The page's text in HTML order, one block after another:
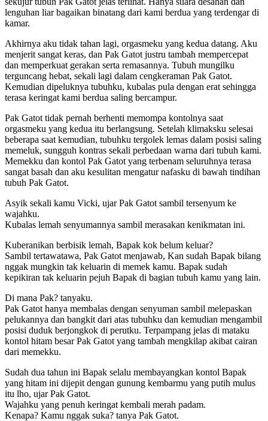
lenguhan liar bagaikan binatang dari kami berdua yang terdengar di
kamar.
Akhirnya aku tidak tahan lagi, orgasmeku yang kedua datang. Aku
menjerit sangat keras, dan Pak Gatot justru tambah mempercepat
dan memperkuat gerakan serta remasannya. Tubuh mungilku
terguncang hebat, sekali lagi dalam cengkeraman Pak Gatot.
Kemudian dipeluknya tubuhku, kubalas pula dengan erat sehingga
terasa keringat kami berdua saling bercampur.
Pak Gatot tidak pernah berhenti memompa kontolnya saat
orgasmeku yang kedua itu berlangsung. Setelah klimaksku selesai
beberapa saat kemudian, tubuhku tergolek lemas dalam posisi saling
memeluk, sungguh kontras sekali perbedaan warna dari tubuh kami.
Memekku dan kontol Pak Gatot yang terbenam seluruhnya terasa
sangat basah dan aku kesulitan mengatur nafasku di bawah tindihan
tubuh Pak Gatot.
Asyik sekali kamu Vicki, ujar Pak Gatot sambil tersenyum ke
wajahku.
Kubalas lemah senyumannya sambil merasakan kenikmatan ini.
Kuberanikan berbisik lemah, Bapak kok belum keluar?
Sambil tertawatawa, Pak Gatot menjawab, Kan sudah Bapak bilang
nggak mungkin tak keluarin di memek kamu. Bapak sudah
kepikiran tak keluarin pejuh Bapak di bagian tubuh kamu yang lain.
Di mana Pak? tanyaku.
Pak Gatot hanya membalas dengan senyuman sambil melepaskan
pelukannya dan bangkit dari atas tubuhku dan kemudian mengambil
posisi duduk berjongkok di perutku. Terpampang jelas di mataku
kontol hitam besar Pak Gatot yang tambah mengkilap akibat cairan
dari memekku.
Sudah dua tahun ini Bapak selalu membayangkan kontol Bapak
yang hitam ini dijepit dengan gunung kembarmu yang putih mulus
itu lho, ujar Pak Gatot.
Wajahku yang penuh keringat kembali merah padam.
Kenapa? Kamu nggak suka? tanya Pak Gatot.